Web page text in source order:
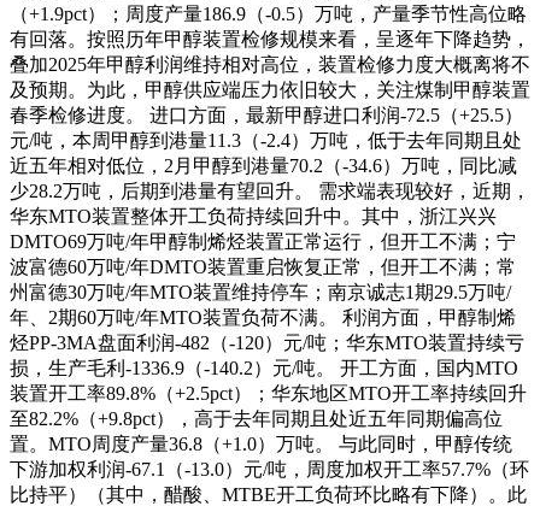
（+1.9pct）；周度产量186.9（-0.5）万吨，产量季节性高位略
有回落。按照历年甲醇装置检修规模来看，呈逐年下降趋势，
叠加2025年甲醇利润维持相对高位，装置检修力度大概离将不
及预期。为此，甲醇供应端压力依旧较大，关注煤制甲醇装置
春季检修进度。 进口方面，最新甲醇进口利润-72.5（+25.5）
元/吨，本周甲醇到港量11.3（-2.4）万吨，低于去年同期且处
近五年相对低位，2月甲醇到港量70.2（-34.6）万吨，同比减
少28.2万吨，后期到港量有望回升。 需求端表现较好，近期，
华东MTO装置整体开工负荷持续回升中。其中，浙江兴兴
DMTO69万吨/年甲醇制烯烃装置正常运行，但开工不满；宁
波富德60万吨/年DMTO装置重启恢复正常，但开工不满；常
州富德30万吨/年MTO装置维持停车；南京诚志1期29.5万吨/
年、2期60万吨/年MTO装置负荷不满。 利润方面，甲醇制烯
烃PP-3MA盘面利润-482（-120）元/吨；华东MTO装置持续亏
损，生产毛利-1336.9（-140.2）元/吨。 开工方面，国内MTO
装置开工率89.8%（+2.5pct）；华东地区MTO开工率持续回升
至82.2%（+9.8pct），高于去年同期且处近五年同期偏高位
置。MTO周度产量36.8（+1.0）万吨。 与此同时，甲醇传统
下游加权利润-67.1（-13.0）元/吨，周度加权开工率57.7%（环
比持平）（其中，醋酸、MTBE开工负荷环比略有下降）。此